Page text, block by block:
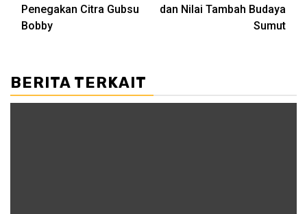
Penegakan Citra Gubsu
Bobby
dan Nilai Tambah Budaya
Sumut
BERITA TERKAIT